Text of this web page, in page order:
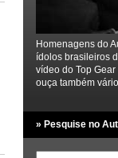
Homenagens do
ídolos brasileiros
vídeo do Top
ouça também
» Pesquise no